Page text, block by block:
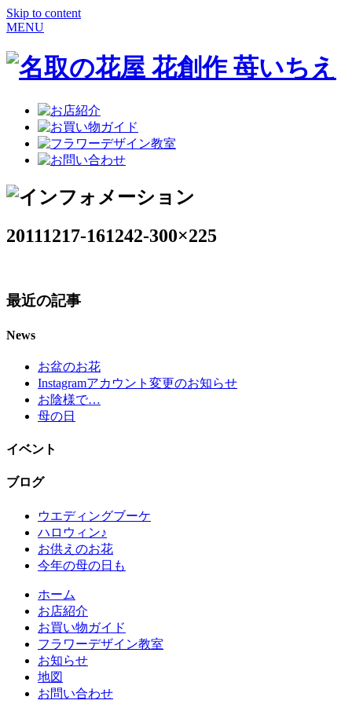
Skip to content
MENU
20111217-161242-300×225
最近の記事
News
お盆のお花
Instagramアカウント変更のお知らせ
お陰様で…
母の日
イベント
ブログ
ウエディングブーケ
ハロウィン♪
お供えのお花
今年の母の日も
ホーム
お店紹介
お買い物ガイド
フラワーデザイン教室
お知らせ
地図
お問い合わせ